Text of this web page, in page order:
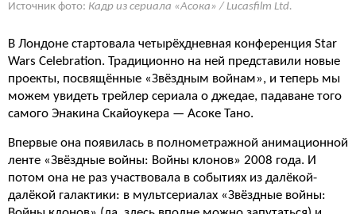
Источник фото: Кадр из сериала «Асока» / Lucasfilm Ltd.
В Лондоне стартовала четырёхдневная конференция Star
Wars Celebration. Традиционно на ней представили новые
проекты, посвящённые «Звёздным войнам», и теперь мы
можем увидеть трейлер сериала о джедае, падаване того
самого Энакина Скайоукера — Асоке Тано.
Впервые она появилась в полнометражной анимационной
ленте «Звёздные войны: Войны клонов» 2008 года. И
потом она не раз участвовала в событиях из далёкой-
далёкой галактики: в мультсериалах «Звёздные войны: